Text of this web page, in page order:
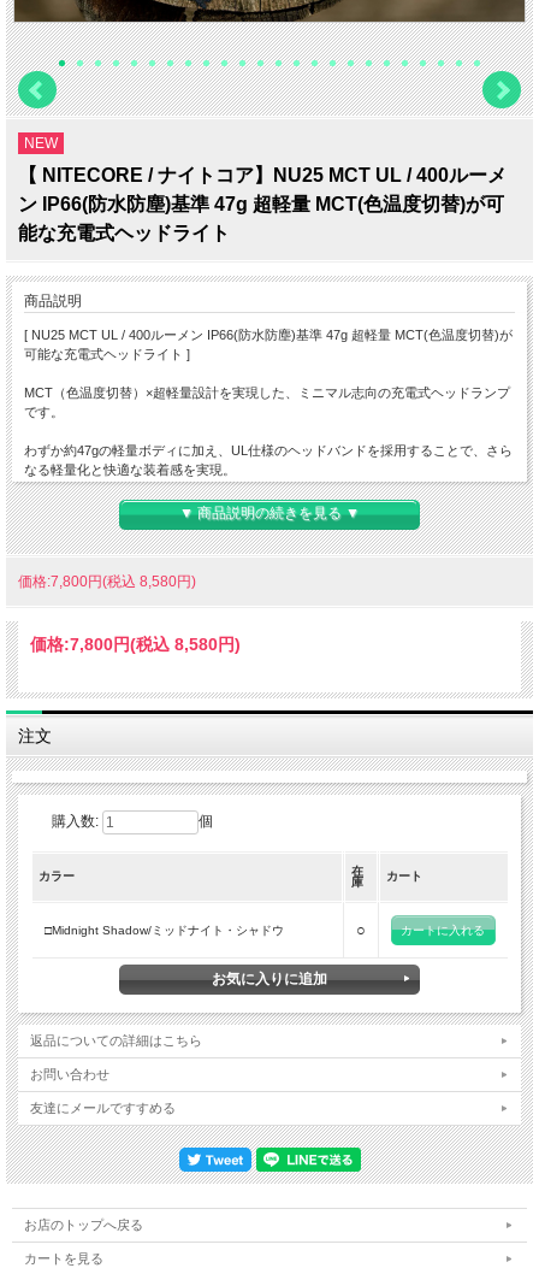
NEW
【 NITECORE / ナイトコア】NU25 MCT UL / 400ルーメ
ン IP66(防水防塵)基準 47g 超軽量 MCT(色温度切替)が可
能な充電式ヘッドライト
商品説明
[ NU25 MCT UL / 400ルーメン IP66(防水防塵)基準 47g 超軽量 MCT(色温度切替)が
可能な充電式ヘッドライト ]
MCT（色温度切替）×超軽量設計を実現した、ミニマル志向の充電式ヘッドランプ
です。
わずか約47gの軽量ボディに加え、UL仕様のヘッドバンドを採用することで、さら
なる軽量化と快適な装着感を実現。
最大400ルーメン・約132mの照射性能を備え、トレイルランニングや登山、ファス
トパッキングなど軽さを重視するシーンで活躍します。
ワイトの3つの光色を切り替えることができ、環境に応じた最適な視界を確保。
-MCT（色温度切替）×長時間点灯で、あらゆるシーンに対応
わずか約47gの超軽量設計で長時間でも快適。
ンで活躍します。
-3つの色温度を1つに集約したMCT搭載
が不安定な環境に適しています。
・ニュートラルホワイトライトは急斜面や渓流沿い、ぬかるみ、雪道などテクニカ
ルな地形で安定した見やすさを発揮。
・クールホワイトライトは高効率かつ長時間駆動に優れ、キャンプや都市部でのナ
イトランなど日常的なシーンに適しています。
-暗闇でも快適に使えるウルトラローモード＆レッドライト
6ルーメンのウルトラローモードは、まぶしさを抑えたやさしい光で最大45時間の
連続使用が可能。
長時間の行動や暗所での作業に適しています。
さらにレッドライトを搭載し、地図確認や緊急時、星空観察、ナイトフォトなどに
も対応。虫を寄せにくく、夜間の視界を保ちながら快適に使用できます。
-True Vision+ オプティカルマトリクスレンズシステム搭載
の大型反射面により、光を効率よく前方へ届けます。
さらに100°以上のワイドな照射角で広範囲をムラなく照らし、夜間の行動を力強く
サポートします。
▼ 商品説明の続きを見る ▼
価格:7,800円(税込 8,580円)
価格:7,800円(税込 8,580円)
注文
購入数: 個
カラー
在
庫
カート
□Midnight Shadow/ミッドナイト・シャドウ ○
返品についての詳細はこちら
お問い合わせ
友達にメールですすめる
お店のトップへ戻る
カートを見る